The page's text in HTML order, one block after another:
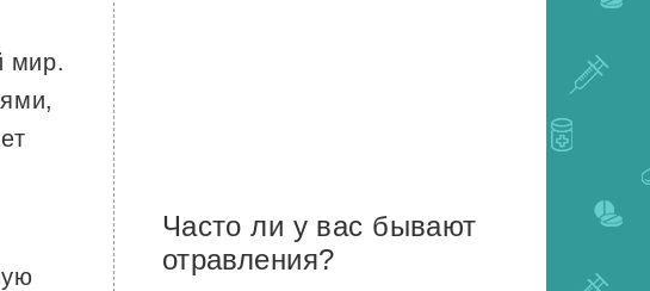
мир.
Часто ли у вас бывают
отравления?